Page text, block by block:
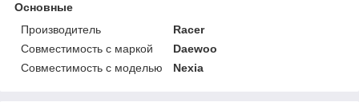
Основные
Производитель
Racer
Совместимость с маркой
Daewoo
Совместимость с моделью
Nexia